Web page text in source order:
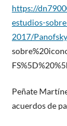
https://
estudios-
2017/
Peñate
acuerdos de